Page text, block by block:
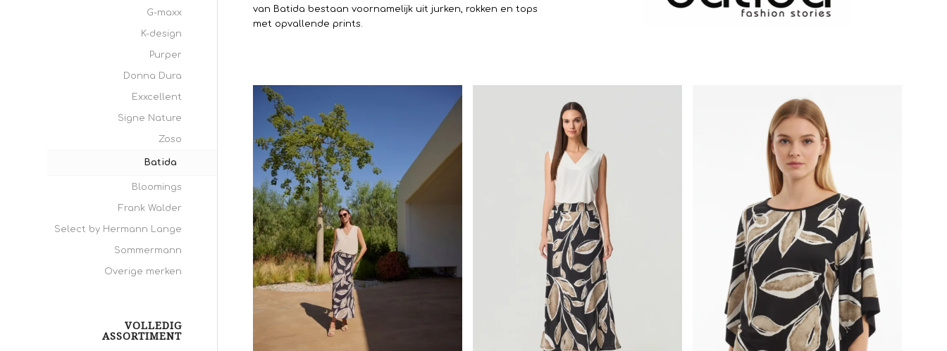
van Batida bestaan voornamelijk uit jurken, rokken en tops
met opvallende prints.
G-maxx
K-design
Purper
Donna Dura
Exxcellent
Signe Nature
Zoso
Batida
Bloomings
Frank Walder
Select by Hermann Lange
Sommermann
Overige merken
VOLLEDIG
ASSORTIMENT